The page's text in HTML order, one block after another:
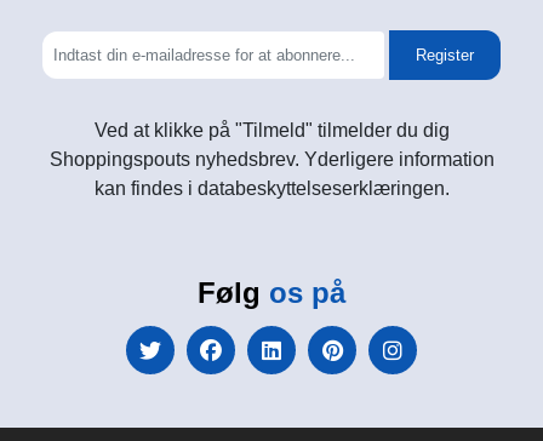
Register
Ved at klikke på "Tilmeld" tilmelder du dig
Shoppingspouts nyhedsbrev. Yderligere information
kan findes i databeskyttelseserklæringen.
Følg os på